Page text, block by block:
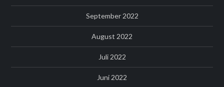
September 2022
August 2022
Juli 2022
Juni 2022